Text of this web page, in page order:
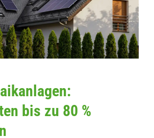
bis zu 80 %